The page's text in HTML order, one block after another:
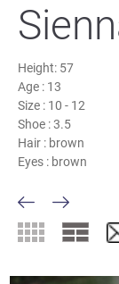
Height: 57
Age : 13
Size : 10 - 12
Shoe :3.5
Hair : brown
Eyes : brown